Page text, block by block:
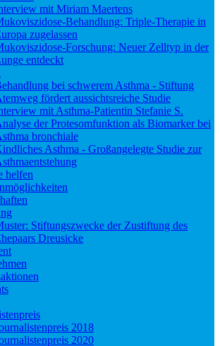
mit Miriam Maertens
Behandlung: Triple-Therapie in
zugelassen
Forschung: Neuer Zelltyp in der
entdeckt
bei schwerem Asthma - Stiftung
fördert aussichtsreiche Studie
mit Asthma-Patientin Stefanie S.
der Protesomfunktion als Biomarker bei
bronchiale
Asthma - Großangelegte Studie zur
helfen
Stiftungszwecke der Zustiftung des
Dreusicke
2018
2020